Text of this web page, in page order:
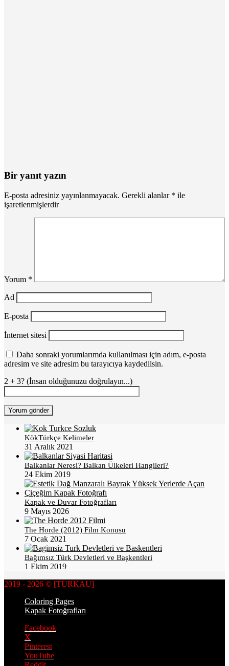
Bir yanıt yazın
E-posta adresiniz yayınlanmayacak. Gerekli alanlar * ile
işaretlenmişlerdir
Yorum *
Ad
E-posta
İnternet sitesi
Daha sonraki yorumlarımda kullanılması için adım, e-posta
adresim ve site adresim bu tarayıcıya kaydedilsin.
2 + 3? (İnsan olduğunuzu doğrulayın...)
KökTürkçe Kelimeler
31 Aralık 2021
Balkanlar Neresi? Balkan Ülkeleri Hangileri?
24 Ekim 2019
Kapak ve Duvar Fotoğrafları
9 Mayıs 2026
The Horde (2012) Film Konusu
7 Ocak 2021
Bağımsız Türk Devletleri ve Başkentleri
1 Ekim 2019
2019 - 2026 © [TURKAU]
Coloring Pages
Kapak Fotoğrafları
Facebook
X
Pinterest
YouTube